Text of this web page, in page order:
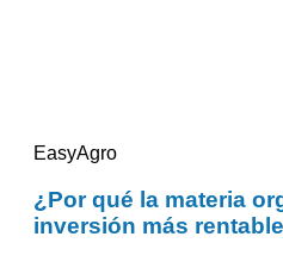
EasyAgro
¿Por qué la materia
inversión más